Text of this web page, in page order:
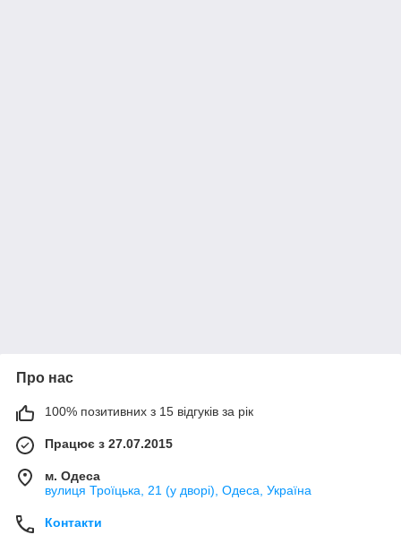
Про нас
100% позитивних з 15 відгуків за рік
Працює з 27.07.2015
м. Одеса
вулиця Троїцька, 21 (у дворі), Одеса, Україна
Контакти